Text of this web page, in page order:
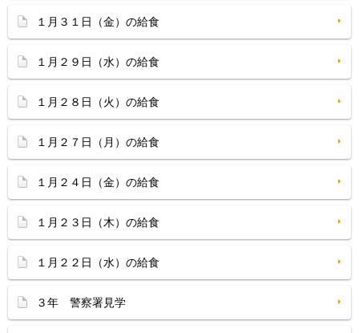
１月３１日（金）の給食
１月２９日（水）の給食
１月２８日（火）の給食
１月２７日（月）の給食
１月２４日（金）の給食
１月２３日（木）の給食
１月２２日（水）の給食
３年 警察署見学